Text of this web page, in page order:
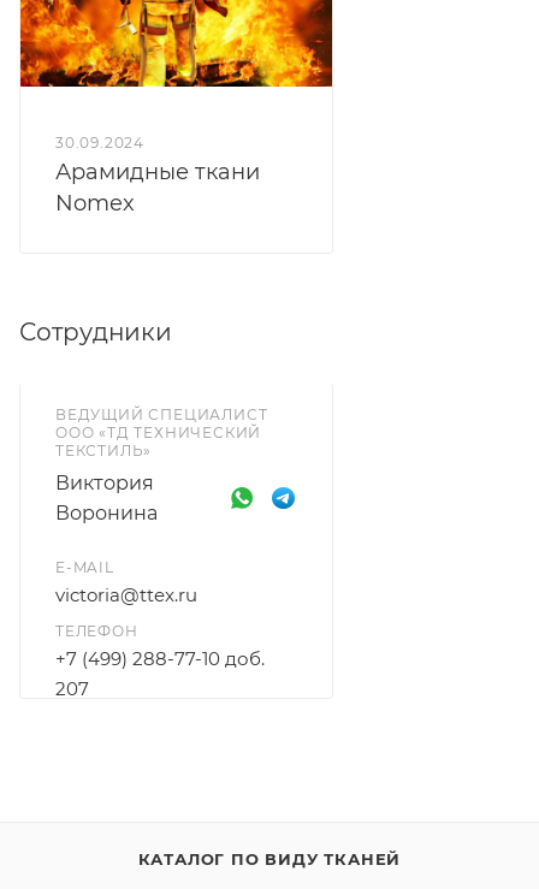
30.09.2024
Арамидные ткани
Nomex
Сотрудники
ВЕДУЩИЙ СПЕЦИАЛИСТ
ООО «ТД ТЕХНИЧЕСКИЙ
ТЕКСТИЛЬ»
Виктория
Воронина
E-MAIL
victoria@ttex.ru
ТЕЛЕФОН
+7 (499) 288-77-10 доб.
207
КАТАЛОГ ПО ВИДУ ТКАНЕЙ